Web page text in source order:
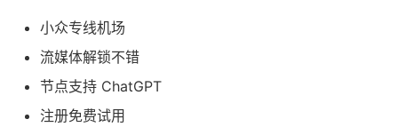
小众专线机场
流媒体解锁不错
节点支持 ChatGPT
注册免费试用